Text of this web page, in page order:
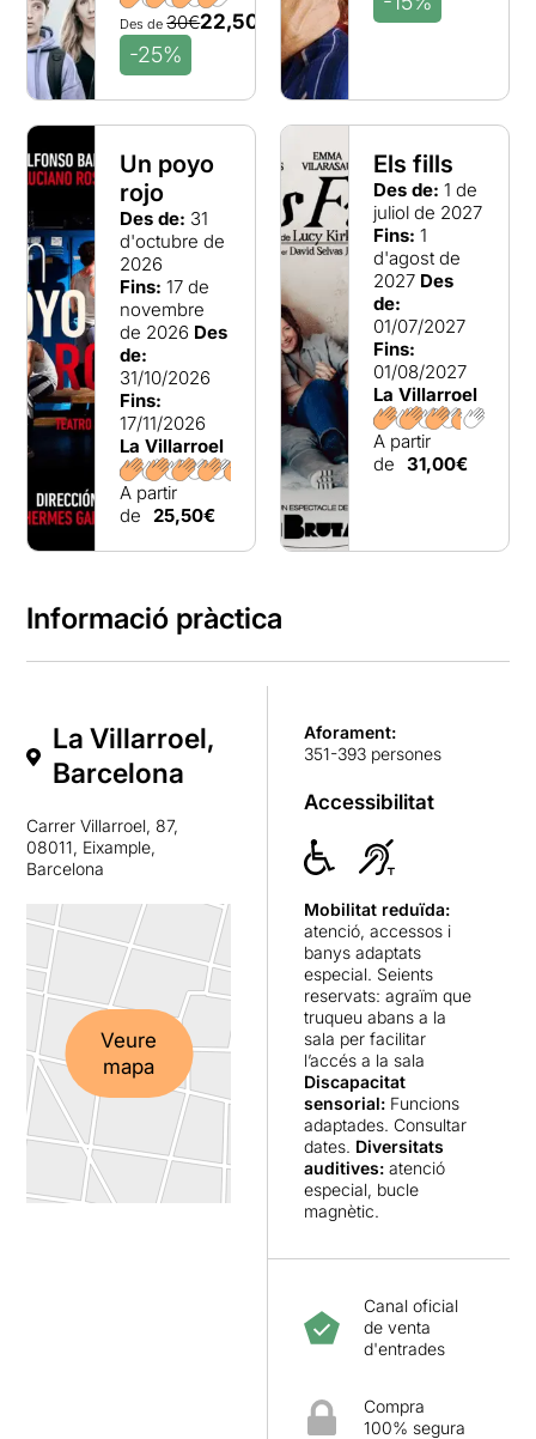
Galiana, Emma Vilarasau, Vicky Peña,
Rafael Álvarez El Bruixot, Tricicle, Dagoll
Dagom, La Quadra de Sevilla, Raimon,
Juanjo Puigcorbé, Laia Marull o Clara
Segura, són exemples d’una llarga llista.
Sota la gestió del Grup Focus, La Villarroel
s’ha convertit en finestra per a la
dramatúrgia contemporània, el teatre
d’autor viu i, en especial, l’autoria catalana.
Des de30€22,50€
-25%
Un poyo
rojo
Des de: 31
d'octubre de
2026
Fins: 17 de
novembre
de 2026 Des
de:
31/10/2026
Fins:
17/11/2026
La Villarroel
A partir
de 25,50€
Els fills
Des de: 1 de
juliol de 2027
Fins: 1
d'agost de
2027 Des
de:
01/07/2027
Fins:
01/08/2027
La Villarroel
A partir
de 31,00€
Informació pràctica
La Villarroel,
Barcelona
Carrer Villarroel, 87,
08011, Eixample,
Barcelona
Veure
mapa
Aforament:
351-393 persones
Accessibilitat
Mobilitat reduïda:
atenció, accessos i
banys adaptats
especial. Seients
reservats: agraïm que
truqueu abans a la
sala per facilitar
l’accés a la sala
Discapacitat
sensorial: Funcions
adaptades. Consultar
dates. Diversitats
auditives: atenció
especial, bucle
magnètic.
Canal oficial
de venta
d'entrades
Compra
100% segura